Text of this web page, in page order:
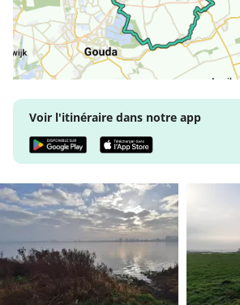
Voir l'itinéraire dans notre app